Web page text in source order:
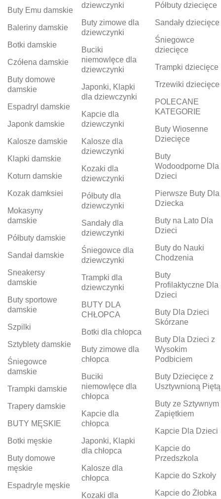
Buty Emu damskie
Baleriny damskie
Botki damskie
Czółena damskie
Buty domowe
damskie
Espadryl damskie
Japonk damskie
Kalosze damskie
Klapki damskie
Koturn damskie
Kozak damksiei
Mokasyny
damskie
Półbuty damskie
Sandał damskie
Sneakersy
damskie
Buty sportowe
damskie
Szpilki
Sztyblety damskie
Śniegowce
damskie
Trampki damskie
Trapery damskie
BUTY MĘSKIE
Botki męskie
Buty domowe
męskie
Espadryle męskie
dziewczynki
Buty zimowe dla
dziewczynki
Buciki
niemowlęce dla
dziewczynki
Japonki, Klapki
dla dziewczynki
Kapcie dla
dziewczynki
Kalosze dla
dziewczynki
Kozaki dla
dziewczynki
Półbuty dla
dziewczynki
Sandały dla
dziewczynki
Śniegowce dla
dziewczynki
Trampki dla
dziewczynki
BUTY DLA
CHŁOPCA
Botki dla chłopca
Buty zimowe dla
chłopca
Buciki
niemowlęce dla
chłopca
Kapcie dla
chłopca
Japonki, Klapki
dla chłopca
Kalosze dla
chłopca
Kozaki dla
Półbuty dziecięce
Sandały dziecięce
Śniegowce
dziecięce
Trampki dziecięce
Trzewiki dziecięce
POLECANE
KATEGORIE
Buty Wiosenne
Dziecięce
Buty
Wodoodporne Dla
Dzieci
Pierwsze Buty Dla
Dziecka
Buty na Lato Dla
Dzieci
Buty do Nauki
Chodzenia
Buty
Profilaktyczne Dla
Dzieci
Buty Dla Dzieci
Skórzane
Buty Dla Dzieci z
Wysokim
Podbiciem
Buty Dziecięce z
Usztywnioną Piętą
Buty ze Sztywnym
Zapiętkiem
Kapcie Dla Dzieci
Kapcie do
Przedszkola
Kapcie do Szkoły
Kapcie do Żłobka